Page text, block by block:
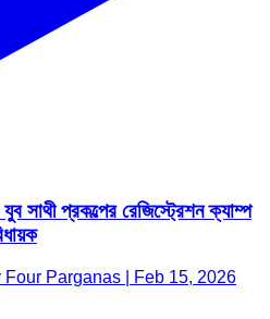
যুব সাথী প্রকল্পের রেজিস্ট্রেশন ক্যাম্প
Parganas | Feb 15, 2026